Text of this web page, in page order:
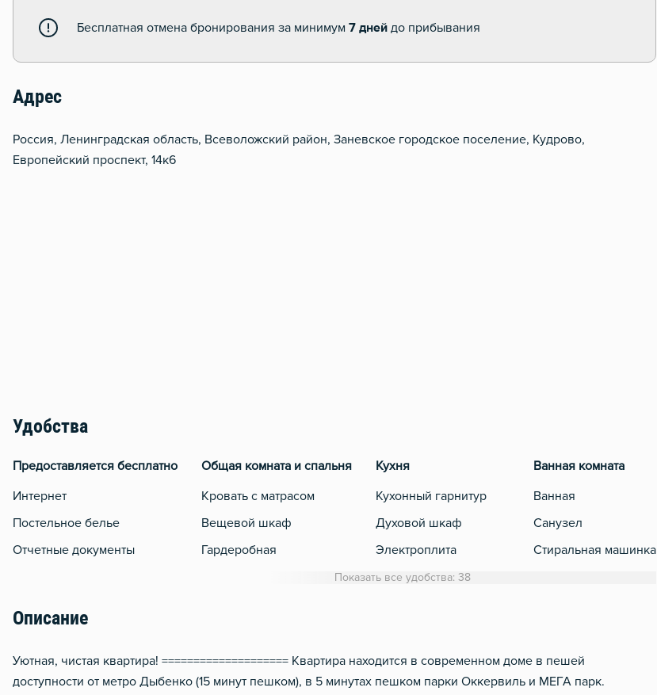
Бесплатная отмена бронирования за минимум 7 дней до прибывания
Адрес
Россия, Ленинградская область, Всеволожский район, Заневское городское поселение, Кудрово,
Европейский проспект, 14к6
Удобства
Предоставляется бесплатно
Интернет
Постельное белье
Отчетные документы
Общая комната и спальня
Кровать с матрасом
Вещевой шкаф
Гардеробная
Сушилка для белья
Отопление
Кухня
Кухонный гарнитур
Духовой шкаф
Электроплита
Холодильник
Электрический чайник
Посуда
Ванная комната
Ванная
Санузел
Стиральная машинка
Шампунь, мыло
Показать все удобства: 38
Описание
Уютная, чистая квартира! ==================== Квартира находится в современном доме в пешей
доступности от метро Дыбенко (15 минут пешком), в 5 минутах пешком парки Оккервиль и МЕГА парк.